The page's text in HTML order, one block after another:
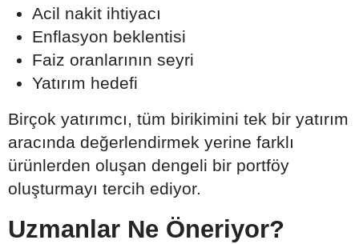
Acil nakit ihtiyacı
Enflasyon beklentisi
Faiz oranlarının seyri
Yatırım hedefi
Birçok yatırımcı, tüm birikimini tek bir yatırım
aracında değerlendirmek yerine farklı
ürünlerden oluşan dengeli bir portföy
oluşturmayı tercih ediyor.
Uzmanlar Ne Öneriyor?